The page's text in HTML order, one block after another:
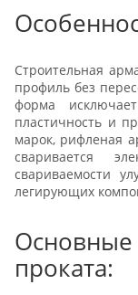
Строительная
профиль без
форма
пластичность и
марок, рифленая
сваривается
свариваемости
легирующих
проката: